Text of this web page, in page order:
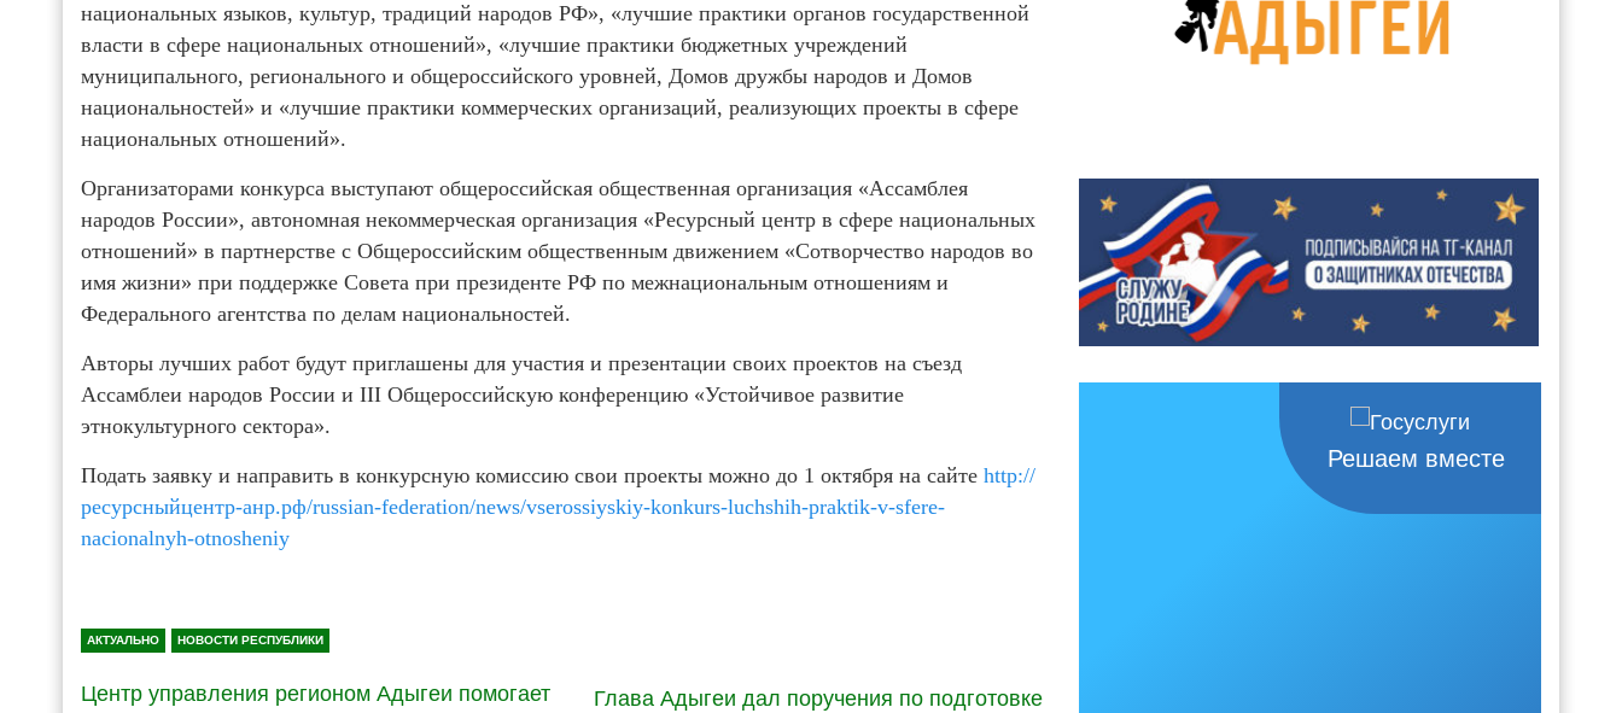
национальных языков, культур, традиций народов РФ», «лучшие практики органов государственной
власти в сфере национальных отношений», «лучшие практики бюджетных учреждений
муниципального, регионального и общероссийского уровней, Домов дружбы народов и Домов
национальностей» и «лучшие практики коммерческих организаций, реализующих проекты в сфере
национальных отношений».
Организаторами конкурса выступают общероссийская общественная организация «Ассамблея
народов России», автономная некоммерческая организация «Ресурсный центр в сфере национальных
отношений» в партнерстве с Общероссийским общественным движением «Сотворчество народов во
имя жизни» при поддержке Совета при президенте РФ по межнациональным отношениям и
Федерального агентства по делам национальностей.
Авторы лучших работ будут приглашены для участия и презентации своих проектов на съезд
Ассамблеи народов России и III Общероссийскую конференцию «Устойчивое развитие
этнокультурного сектора».
Подать заявку и направить в конкурсную комиссию свои проекты можно до 1 октября на сайте http://
ресурсныйцентр-анр.рф/russian-federation/news/vserossiyskiy-konkurs-luchshih-praktik-v-sfere-
nacionalnyh-otnosheniy
АКТУАЛЬНО НОВОСТИ РЕСПУБЛИКИ
Центр управления регионом Адыгеи помогает
Глава Адыгеи дал поручения по подготовке
Решаем вместе